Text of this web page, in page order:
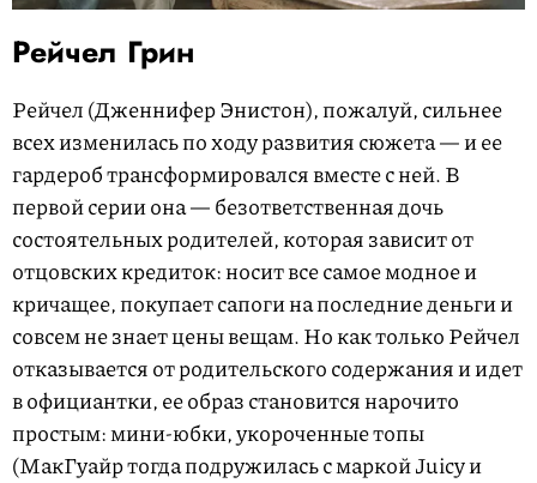
Рейчел Грин
Рейчел (Дженнифер Энистон), пожалуй, сильнее
всех изменилась по ходу развития сюжета — и ее
гардероб трансформировался вместе с ней. В
первой серии она — безответственная дочь
состоятельных родителей, которая зависит от
отцовских кредиток: носит все самое модное и
кричащее, покупает сапоги на последние деньги и
совсем не знает цены вещам. Но как только Рейчел
отказывается от родительского содержания и идет
в официантки, ее образ становится нарочито
простым: мини-юбки, укороченные топы
(МакГуайр тогда подружилась с маркой Juicy и